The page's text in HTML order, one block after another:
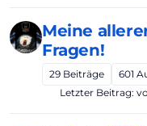
Meine
Fragen!
29 Beiträge 601
Letzter Beitrag: